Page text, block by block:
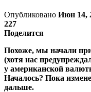
Опубликовано Июн 14,
227
Поделится
Похоже, мы начали
(хотя нас
у американской
Началось? Пока
дальше.